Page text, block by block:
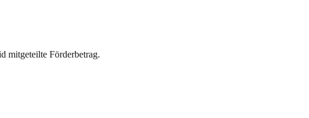
mitgeteilte Förderbetrag.